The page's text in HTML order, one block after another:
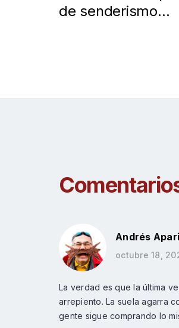
de senderismo
Andrés
octubre 18,
La verdad es que la última
arrepiento. La suela agarra
gente sigue comprando lo